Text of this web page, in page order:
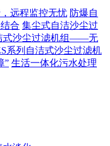
远程监控无忧 防爆自
合 集尘式自洁沙尘过
式沙尘过滤机组——无
系列自洁式沙尘过滤机
” 生活一体化污水处理